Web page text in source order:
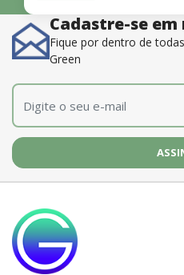
Cadastre-se
Fique por dentro de
Green
E-mail